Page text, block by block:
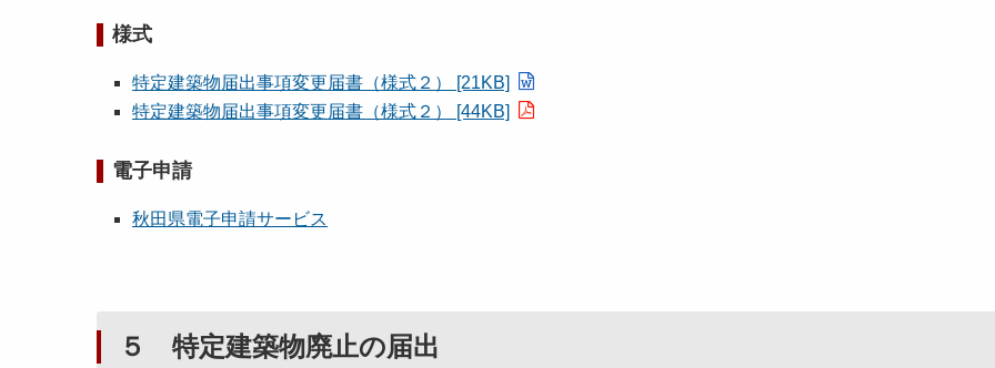
様式
特定建築物届出事項変更届書（様式２） [21KB]
特定建築物届出事項変更届書（様式２） [44KB]
電子申請
秋田県電子申請サービス
５ 特定建築物廃止の届出